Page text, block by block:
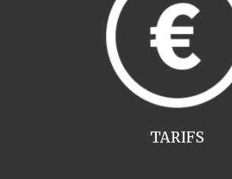
TARIFS